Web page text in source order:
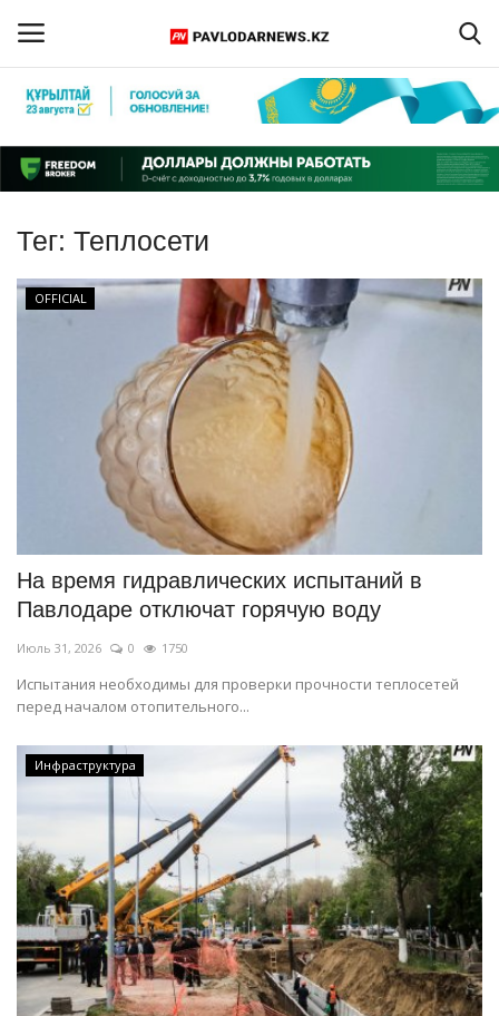
Регистрация
Главная
Обратная связь
ПАВЛОДАРСКАЯ ОБЛАСТЬ
СПЕЦПРОЕКТЫ
Чек-лист
РАЗВЛЕЧЕНИЯ
OFFICIAL
Курултай
Қазақша Русский
Тег: Теплосети
OFFICIAL
На время гидравлических испытаний в
Павлодаре отключат горячую воду
Июль 31, 2026 0 1750
Испытания необходимы для проверки прочности теплосетей
перед началом отопительного...
Инфраструктура